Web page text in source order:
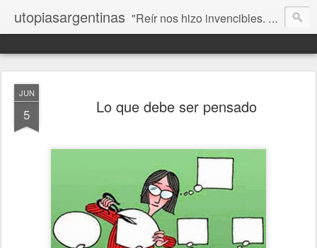
utopiasargentinas "Reír nos hizo invencibles. No como los que siempre ganan, sino como aquellos que no se rinden”. Frida Kahlo
JUN
5 Lo que debe ser pensado